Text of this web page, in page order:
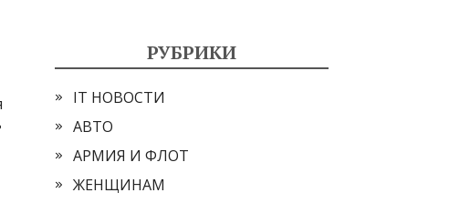
РУБРИКИ
IT НОВОСТИ
АВТО
АРМИЯ И ФЛОТ
ЖЕНЩИНАМ